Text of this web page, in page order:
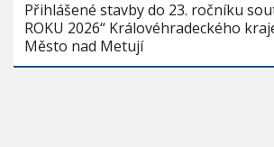
Přihlášené stavby do 23. ročníku
ROKU 2026“ Královéhradeckého
Město nad Metují